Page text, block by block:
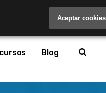
Blog
Aceptar cookies